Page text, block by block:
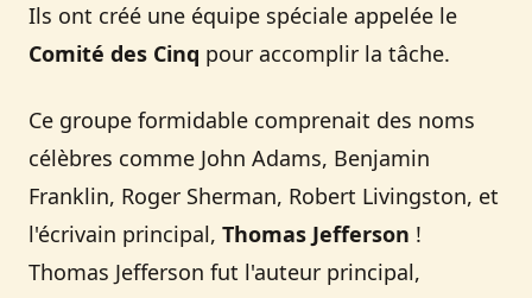
Ils ont créé une équipe spéciale appelée le
Comité des Cinq pour accomplir la tâche.
Ce groupe formidable comprenait des noms
célèbres comme John Adams, Benjamin
Franklin, Roger Sherman, Robert Livingston, et
l'écrivain principal, Thomas Jefferson !
Thomas Jefferson fut l'auteur principal,